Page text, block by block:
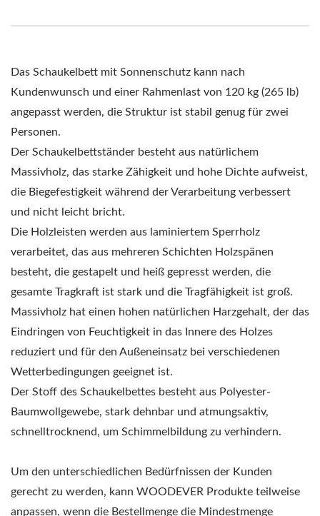
Das Schaukelbett mit Sonnenschutz kann nach
Kundenwunsch und einer Rahmenlast von 120 kg (265 lb)
angepasst werden, die Struktur ist stabil genug für zwei
Personen.
Der Schaukelbettständer besteht aus natürlichem
Massivholz, das starke Zähigkeit und hohe Dichte aufweist,
die Biegefestigkeit während der Verarbeitung verbessert
und nicht leicht bricht.
Die Holzleisten werden aus laminiertem Sperrholz
verarbeitet, das aus mehreren Schichten Holzspänen
besteht, die gestapelt und heiß gepresst werden, die
gesamte Tragkraft ist stark und die Tragfähigkeit ist groß.
Massivholz hat einen hohen natürlichen Harzgehalt, der das
Eindringen von Feuchtigkeit in das Innere des Holzes
reduziert und für den Außeneinsatz bei verschiedenen
Wetterbedingungen geeignet ist.
Der Stoff des Schaukelbettes besteht aus Polyester-
Baumwollgewebe, stark dehnbar und atmungsaktiv,
schnelltrocknend, um Schimmelbildung zu verhindern.
Um den unterschiedlichen Bedürfnissen der Kunden
gerecht zu werden, kann WOODEVER Produkte teilweise
anpassen, wenn die Bestellmenge die Mindestmenge